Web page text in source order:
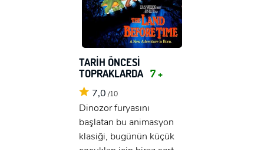
TARİH ÖNCESİ
TOPRAKLARDA 7 +
7,0 /10
Dinozor furyasını
başlatan bu animasyon
klasiği, bugünün küçük